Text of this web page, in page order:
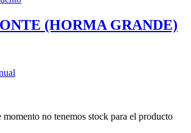
(HORMA GRANDE)
momento no tenemos stock para el producto